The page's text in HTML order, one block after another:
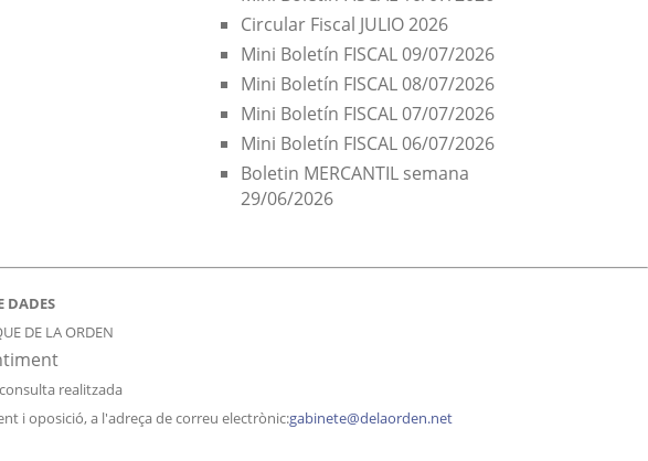
Circular Fiscal JULIO 2026
Mini Boletín FISCAL 09/07/2026
Mini Boletín FISCAL 08/07/2026
Mini Boletín FISCAL 07/07/2026
Mini Boletín FISCAL 06/07/2026
Boletin MERCANTIL semana
29/06/2026
DADES
DE LA ORDEN
realitzada
i oposició, a l'adreça de correu electrònic:gabinete@delaorden.net